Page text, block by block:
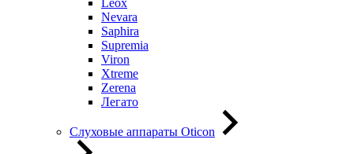
Leox
Nevara
Saphira
Supremia
Viron
Xtreme
Zerena
Легато
Слуховые аппараты Oticon